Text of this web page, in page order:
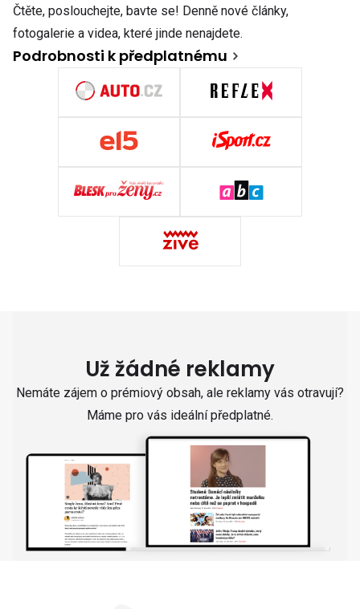
Čtěte, poslouchejte, bavte se! Denně nové články,
fotogalerie a videa, které jinde nenajdete.
Podrobnosti k předplatnému
Už žádné reklamy
Nemáte zájem o prémiový obsah, ale reklamy vás otravují?
Máme pro vás ideální předplatné.